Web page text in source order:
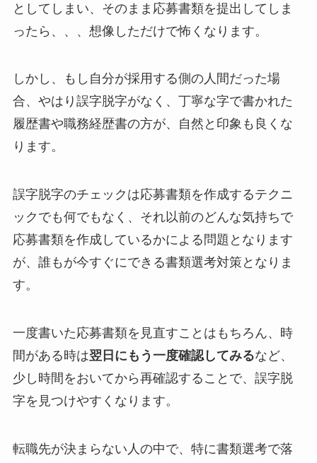
としてしまい、そのまま応募書類を提出してしま
ったら、、、想像しただけで怖くなります。
しかし、もし自分が採用する側の人間だった場
合、やはり誤字脱字がなく、丁寧な字で書かれた
履歴書や職務経歴書の方が、自然と印象も良くな
ります。
誤字脱字のチェックは応募書類を作成するテクニ
ックでも何でもなく、それ以前のどんな気持ちで
応募書類を作成しているかによる問題となります
が、誰もが今すぐにできる書類選考対策となりま
す。
一度書いた応募書類を見直すことはもちろん、時
間がある時は翌日にもう一度確認してみるなど、
少し時間をおいてから再確認することで、誤字脱
字を見つけやすくなります。
転職先が決まらない人の中で、特に書類選考で落